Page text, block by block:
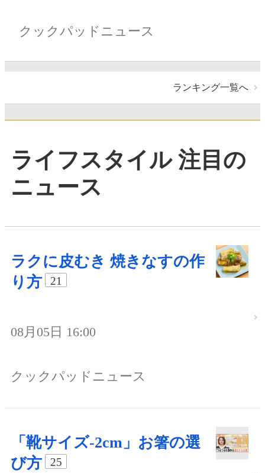
クックパッドニュース
ランキング一覧へ
ライフスタイル 注目の
ニュース
ラクに皮むき 焼きなすの作
り方
21
08月05日 16:00
クックパッドニュース
「靴サイズ-2cm」お箸の選
び方
25